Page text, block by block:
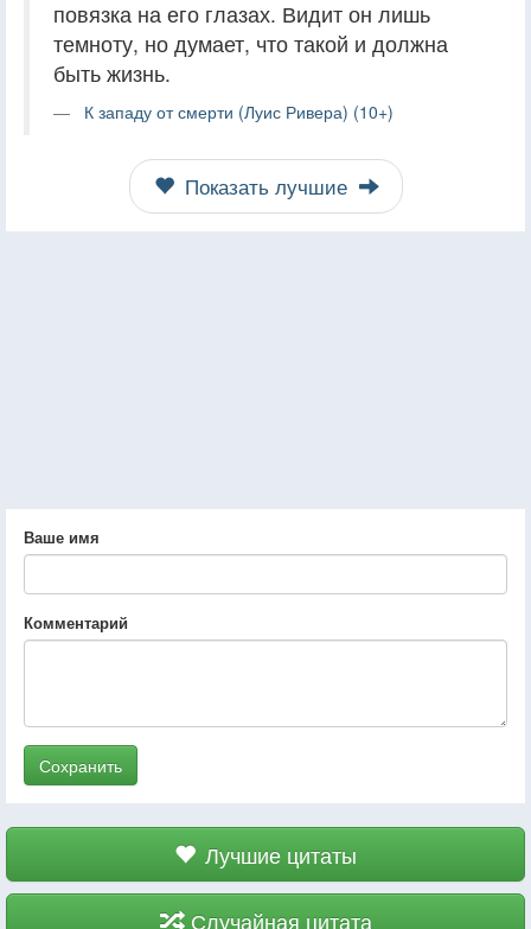
повязка на его глазах. Видит он лишь
темноту, но думает, что такой и должна
быть жизнь.
К западу от смерти (Луис Ривера) (10+)
Показать лучшие
Ваше имя
Комментарий
Сохранить
Лучшие цитаты
Случайная цитата